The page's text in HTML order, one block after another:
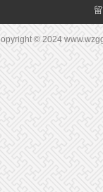
© 2024